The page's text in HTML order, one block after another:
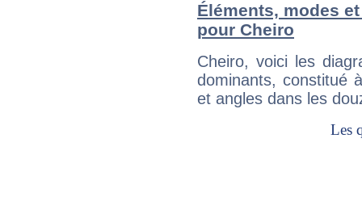
Éléments, modes
pour Cheiro
Cheiro, voici les
dominants, constitué
et angles dans les